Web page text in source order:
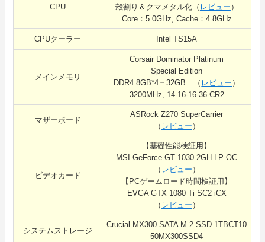
CPU
殻割り＆クマメタル化（ レビュー ）
Core：5.0GHz, Cache：4.8GHz
CPUクーラー Intel TS15A
メインメモリ
Corsair Dominator Platinum
Special Edition
DDR4 8GB*4＝32GB （ レビュー ）
3200MHz, 14-16-16-36-CR2
マザーボード
ASRock Z270 SuperCarrier
（ レビュー ）
ビデオカード
【基礎性能検証用】
MSI GeForce GT 1030 2GH LP OC
（ レビュー ）
【PCゲームロード時間検証用】
EVGA GTX 1080 Ti SC2 iCX
（ レビュー ）
システムストレージ
Crucial MX300 SATA M.2 SSD 1TBCT10
50MX300SSD4